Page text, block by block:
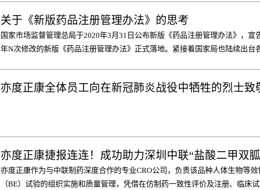
关于《新版药品注册管理办法》的思考
国家市场监督管理总局于2020年3月31日公布新版《药品注册管理办法》，宣
年N次修改的新版《药品注册管理办法》正式落地。紧接着国家局也陆续出台
亦度正康全体员工向在新冠肺炎战役中牺牲的烈士致
亦度正康作为与中联制药深度合作的专业CRO公司，负责该品种人体生物等效
（BE）试验的组织实施和质量管理，凭借在仿制药一致性评价及注册、临床